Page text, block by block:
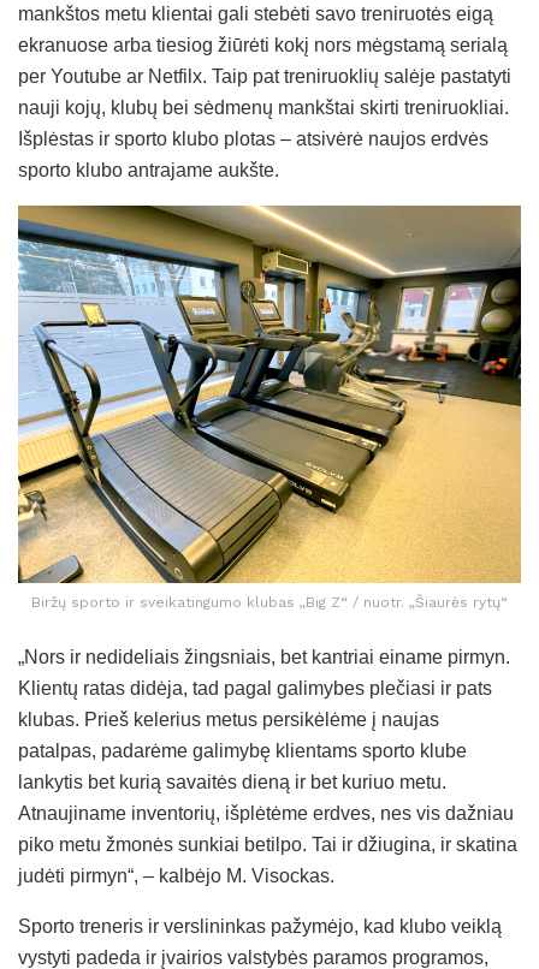
mankštos metu klientai gali stebėti savo treniruotės eigą
ekranuose arba tiesiog žiūrėti kokį nors mėgstamą serialą
per Youtube ar Netfilx. Taip pat treniruoklių salėje pastatyti
nauji kojų, klubų bei sėdmenų mankštai skirti treniruokliai.
Išplėstas ir sporto klubo plotas – atsivėrė naujos erdvės
sporto klubo antrajame aukšte.
Biržų sporto ir sveikatingumo klubas „Big Z“ / nuotr. „Šiaurės rytų“
„Nors ir nedideliais žingsniais, bet kantriai einame pirmyn.
Klientų ratas didėja, tad pagal galimybes plečiasi ir pats
klubas. Prieš kelerius metus persikėlėme į naujas
patalpas, padarėme galimybę klientams sporto klube
lankytis bet kurią savaitės dieną ir bet kuriuo metu.
Atnaujiname inventorių, išplėtėme erdves, nes vis dažniau
piko metu žmonės sunkiai betilpo. Tai ir džiugina, ir skatina
judėti pirmyn“, – kalbėjo M. Visockas.
Sporto treneris ir verslininkas pažymėjo, kad klubo veiklą
vystyti padeda ir įvairios valstybės paramos programos,